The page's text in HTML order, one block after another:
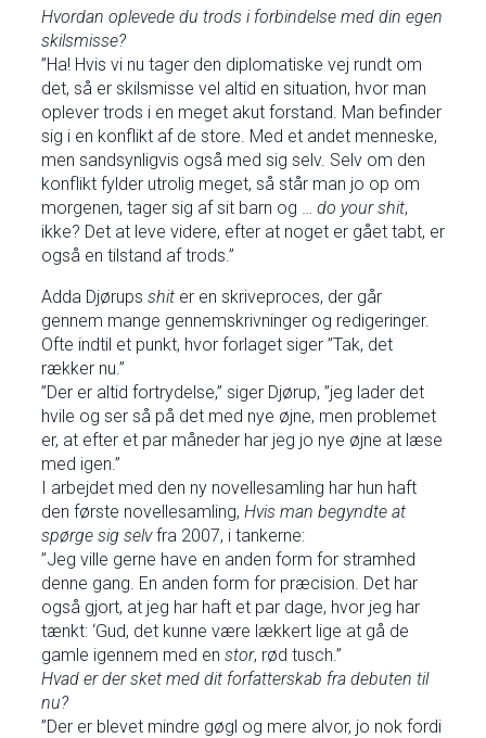
Hvordan oplevede du trods i forbindelse med din egen
skilsmisse?
”Ha! Hvis vi nu tager den diplomatiske vej rundt om
det, så er skilsmisse vel altid en situation, hvor man
oplever trods i en meget akut forstand. Man befinder
sig i en konflikt af de store. Med et andet menneske,
men sandsynligvis også med sig selv. Selv om den
konflikt fylder utrolig meget, så står man jo op om
morgenen, tager sig af sit barn og … do your shit,
ikke? Det at leve videre, efter at noget er gået tabt, er
også en tilstand af trods.”
Adda Djørups shit er en skriveproces, der går
gennem mange gennemskrivninger og redigeringer.
Ofte indtil et punkt, hvor forlaget siger ”Tak, det
rækker nu.”
”Der er altid fortrydelse,” siger Djørup, ”jeg lader det
hvile og ser så på det med nye øjne, men problemet
er, at efter et par måneder har jeg jo nye øjne at læse
med igen.”
I arbejdet med den ny novellesamling har hun haft
den første novellesamling, Hvis man begyndte at
spørge sig selvfra 2007, i tankerne:
”Jeg ville gerne have en anden form for stramhed
denne gang. En anden form for præcision. Det har
også gjort, at jeg har haft et par dage, hvor jeg har
tænkt: ‘Gud, det kunne være lækkert lige at gå de
gamle igennem med en stor, rød tusch.”
Hvad er der sket med dit forfatterskab fra debuten til
nu?
”Der er blevet mindre gøgl og mere alvor, jo nok fordi